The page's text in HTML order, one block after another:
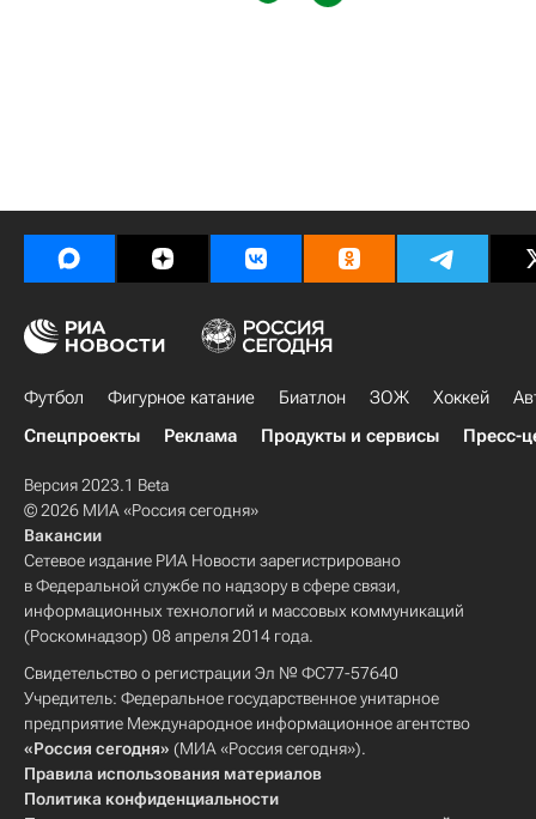
Футбол Фигурное катание Биатлон ЗОЖ Хоккей
Спецпроекты
Реклама Продукты и сервисы Пресс-
Версия 2023.1 Beta
© 2026 МИА «Россия сегодня»
Вакансии
Сетевое издание РИА Новости зарегистрировано
в Федеральной службе по надзору в сфере связи,
информационных технологий и массовых коммуникаций
(Роскомнадзор) 08 апреля 2014 года.
Свидетельство о регистрации Эл № ФС77-57640
Учредитель: Федеральное государственное унитарное
предприятие Международное информационное агентство
«Россия сегодня» (МИА «Россия сегодня»).
Правила использования материалов
Политика конфиденциальности